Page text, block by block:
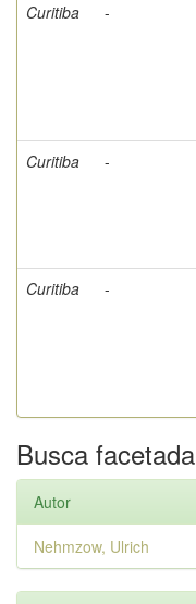
Curitiba -
Curitiba -
Curitiba
-
Busca facetada
Autor
Nehmzow, Ulrich